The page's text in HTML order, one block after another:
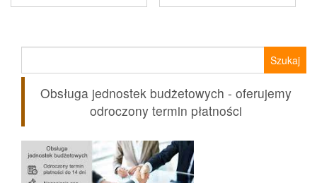
Obsługa jednostek budżetowych - oferujemy
odroczony termin płatności